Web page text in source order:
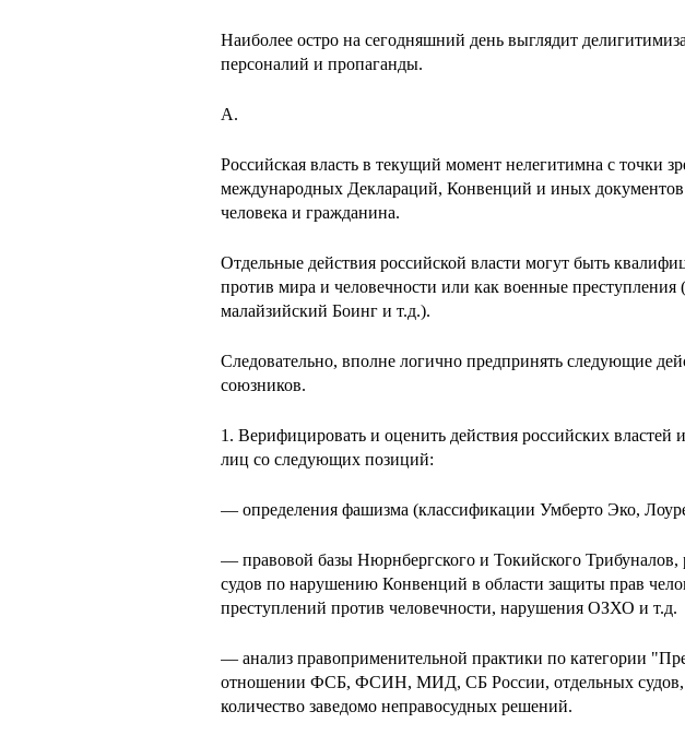
Наиболее остро на сегодняшний день выглядит
персоналий и пропаганды.
A.
Российская власть в текущий момент нелегитимна с точки
международных Деклараций, Конвенций и иных документов
человека и гражданина.
Отдельные действия российской власти могут быть
против мира и человечности или как военные
малайзийский Боинг и т.д.).
Следовательно, вполне логично предпринять следующие
союзников.
1. Верифицировать и оценить действия российских властей
лиц со следующих позиций:
— определения фашизма (классификации Умберто Эко,
— правовой базы Нюрнбергского и Токийского
судов по нарушению Конвенций в области защиты прав
преступлений против человечности, нарушения ОЗХО и т.д.
— анализ правоприменительной практики по категории
отношении ФСБ, ФСИН, МИД, СБ России, отдельных
количество заведомо неправосудных решений.